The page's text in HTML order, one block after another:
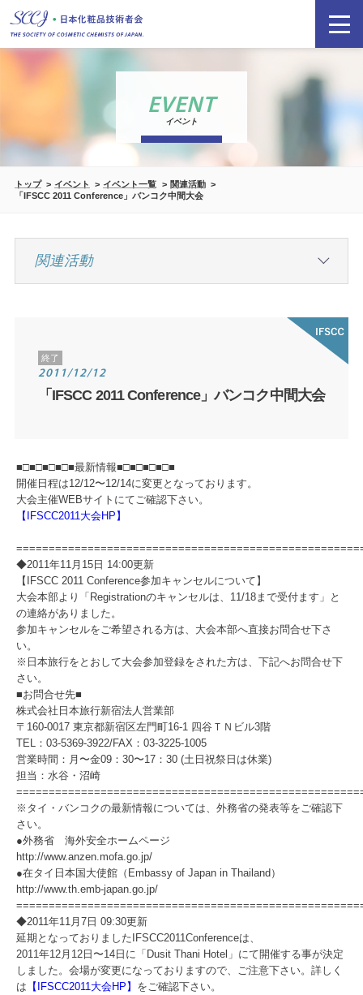
EVENT
イベント
トップ イベント イベント一覧
関連活動
「IFSCC 2011 Conference」バンコク中間大会
終了
2011/12/12
「IFSCC 2011 Conference」バンコク中間大会
■□■□■□■□■最新情報■□■□■□■□■
開催日程は12/12〜12/14に変更となっております。
大会主催WEBサイトにてご確認下さい。
【IFSCC2011大会HP】
◆2011年11月15日 14:00更新
【IFSCC 2011 Conference参加キャンセルについて】
大会本部より「Registrationのキャンセルは、11/18まで受付ます」と
の連絡がありました。
参加キャンセルをご希望される方は、大会本部へ直接お問合せ下さ
い。
※日本旅行をとおして大会参加登録をされた方は、下記へお問合せ下
さい。
■お問合せ先■
株式会社日本旅行新宿法人営業部
〒160-0017 東京都新宿区左門町16-1 四谷ＴＮビル3階
TEL：03-5369-3922/FAX：03-3225-1005
営業時間：月〜金09：30〜17：30 (土日祝祭日は休業)
担当：水谷・沼崎
※タイ・バンコクの最新情報については、外務省の発表等をご確認下
さい。
●外務省 海外安全ホームページ
http://www.anzen.mofa.go.jp/
●在タイ日本国大使館（Embassy of Japan in Thailand）
http://www.th.emb-japan.go.jp/
◆2011年11月7日 09:30更新
延期となっておりましたIFSCC2011Conferenceは、
2011年12月12日〜14日に「Dusit Thani Hotel」にて開催する事が決定
しました。会場が変更になっておりますので、ご注意下さい。詳しく
は 【IFSCC2011大会HP】 をご確認下さい。